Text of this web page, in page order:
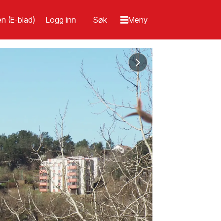
(E-blad) Logg inn